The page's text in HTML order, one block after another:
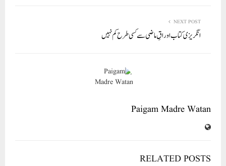
NEXT POST
انگریزی کتاب اوراقِ ماضی سے کسی طرح کم نہیں
Paigam Madre Watan
RELATED POSTS